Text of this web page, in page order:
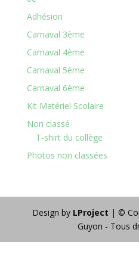
Adhésion
Carnaval 3ème
Carnaval 4ème
Carnaval 5ème
Carnaval 6ème
Kit Matériel Scolaire
Non classé
T-shirt du collège
Photos non classées
Design by LProject | ©
Guyon - Tous